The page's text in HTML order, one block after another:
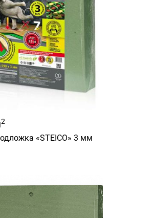
2
«STEICO» 3 мм